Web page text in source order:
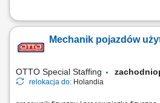
Zakres obowiązków: montaż urządzeń do
gwarancyjnych.Mechanik pojazdów
OTTO Special Staffing
relokacja do: Holandia